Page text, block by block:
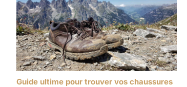
Guide ultime pour trouver vos chaussures